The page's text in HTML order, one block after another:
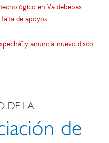
en Valdebebas
de apoyos
y anuncia nuevo disco.